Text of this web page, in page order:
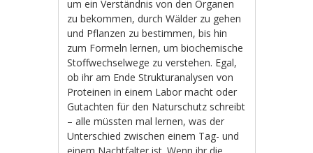
um ein Verständnis von den Organen
zu bekommen, durch Wälder zu gehen
und Pflanzen zu bestimmen, bis hin
zum Formeln lernen, um biochemische
Stoffwechselwege zu verstehen. Egal,
ob ihr am Ende Strukturanalysen von
Proteinen in einem Labor macht oder
Gutachten für den Naturschutz schreibt
– alle müssten mal lernen, was der
Unterschied zwischen einem Tag- und